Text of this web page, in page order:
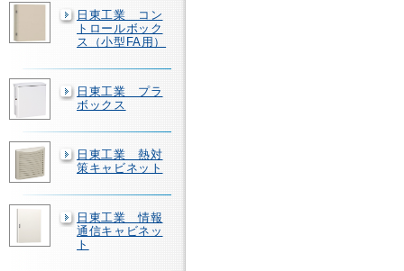
日東工業 コン
トロールボック
ス（小型FA用）
日東工業 プラ
ボックス
日東工業 熱対
策キャビネット
日東工業 情報
通信キャビネッ
ト